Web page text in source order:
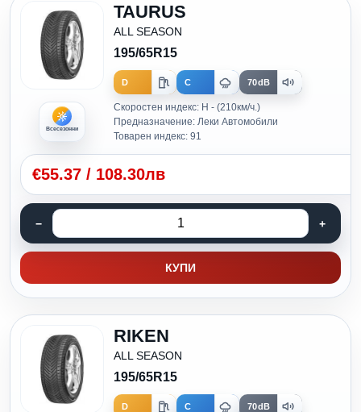
Всесезонни
TAURUS
ALL SEASON
195/65R15
D C 70dB
Скоростен индекс: H - (210км/ч.)
Предназначение: Леки Автомобили
Товарен индекс: 91
€55.37 / 108.30лв
КУПИ
RIKEN
ALL SEASON
195/65R15
D C 70dB